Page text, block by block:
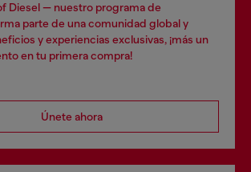
Diesel — nuestro programa de
parte de una comunidad global y
y experiencias exclusivas, ¡más un
en tu primera compra!
Únete ahora